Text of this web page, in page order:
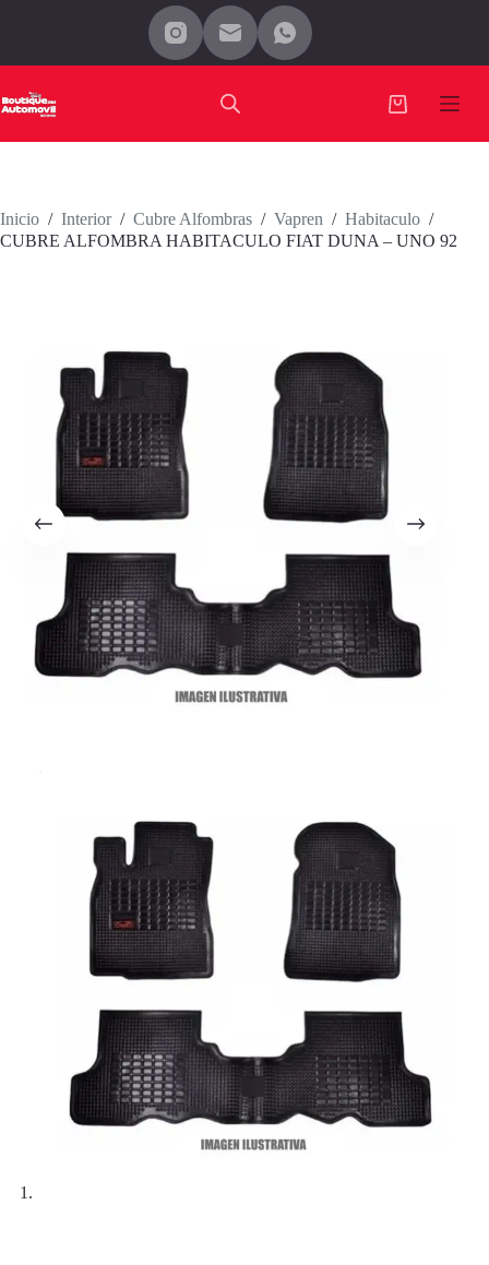
Carro
Inicio / Interior / Cubre Alfombras / Vapren / Habitaculo /
CUBRE ALFOMBRA HABITACULO FIAT DUNA – UNO 92